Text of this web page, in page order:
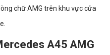
chữ AMG trên khu vực cửa
A45 AMG